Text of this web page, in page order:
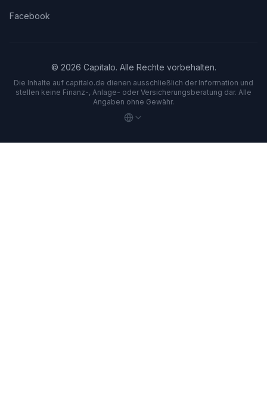
Facebook
© 2026 Capitalo. Alle Rechte vorbehalten.
Die Inhalte auf capitalo.de dienen ausschließlich der Information und
stellen keine Finanz-, Anlage- oder Versicherungsberatung dar. Alle
Angaben ohne Gewähr.